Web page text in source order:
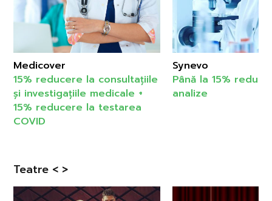
Medicover
15% reducere la consultațiile
și investigațiile medicale +
15% reducere la testarea
COVID
Synevo
Până la 15%
analize
Teatre < >